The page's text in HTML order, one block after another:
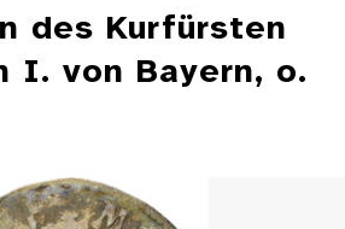
des Kurfürsten
I. von Bayern, o.